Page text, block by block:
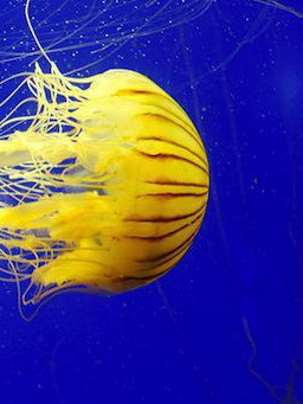
Allergies alimentaires :
une nouvelle arme
les réactions sévères
Comment gérer le
sommeil des enfants en